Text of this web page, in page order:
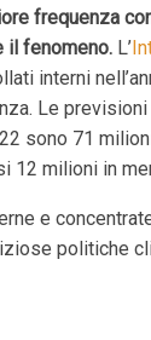
frequenza
il fenomeno. L’
interni
Le
sono 71
12 milioni in
e
politiche